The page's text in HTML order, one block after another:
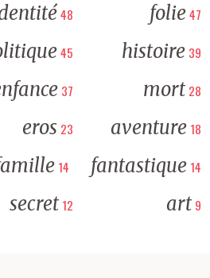
48 folie47
45 histoire 39
37 mort 28
eros 23 aventure 18
14 fantastique 14
secret 12 art 9